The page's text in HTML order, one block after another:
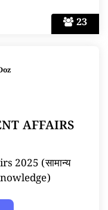
23
AFFAIRS
2025 (सामान्य